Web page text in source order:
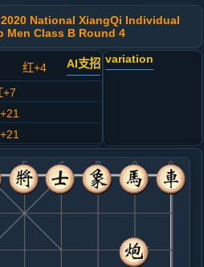
National XiangQi Individual
Men Class B Round 4
红+4 AI支招
+7
variation